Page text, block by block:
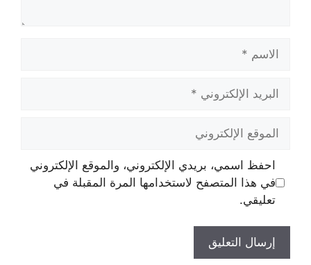
الإلكتروني
الإلكتروني
احفظ اسمي، بريدي الإلكتروني، والموقع الإلكتروني
في هذا المتصفح لاستخدامها المرة المقبلة في
تعليقي.